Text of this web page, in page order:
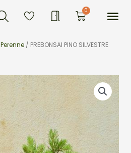
Buscar 0Carrito
Perenne / PREBONSAI PINO SILVESTRE